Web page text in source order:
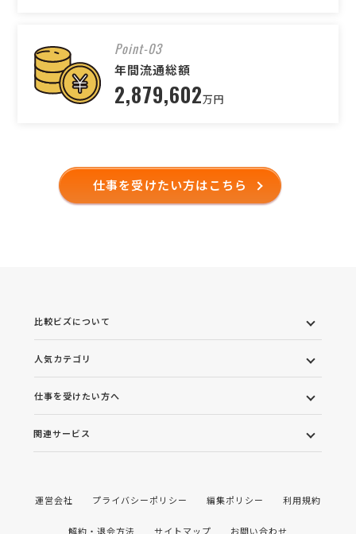
Point-03
年間流通総額
2,879,602万円
仕事を受けたい方はこちら
比較ビズについて
人気カテゴリ
仕事を受けたい方へ
関連サービス
運営会社 プライバシーポリシー 編集ポリシー 利用規約
解約・退会方法 サイトマップ お問い合わせ